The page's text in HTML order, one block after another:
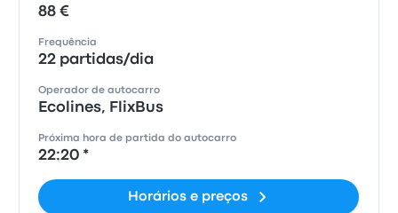
88 €
Frequência
22 partidas/dia
Operador de autocarro
Ecolines, FlixBus
Próxima hora de partida do autocarro
22:20 *
Horários e preços